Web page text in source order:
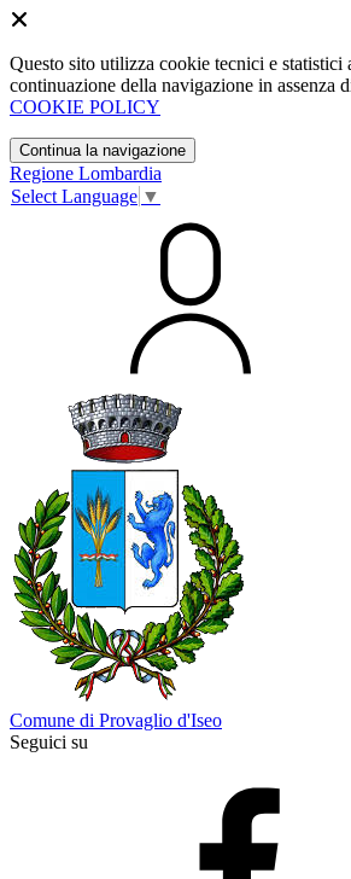
Questo sito utilizza cookie tecnici e
continuazione della navigazione in assenza
COOKIE POLICY
Continua la navigazione
Regione Lombardia
Select Language ▼
Comune di Provaglio d'Iseo
Seguici su